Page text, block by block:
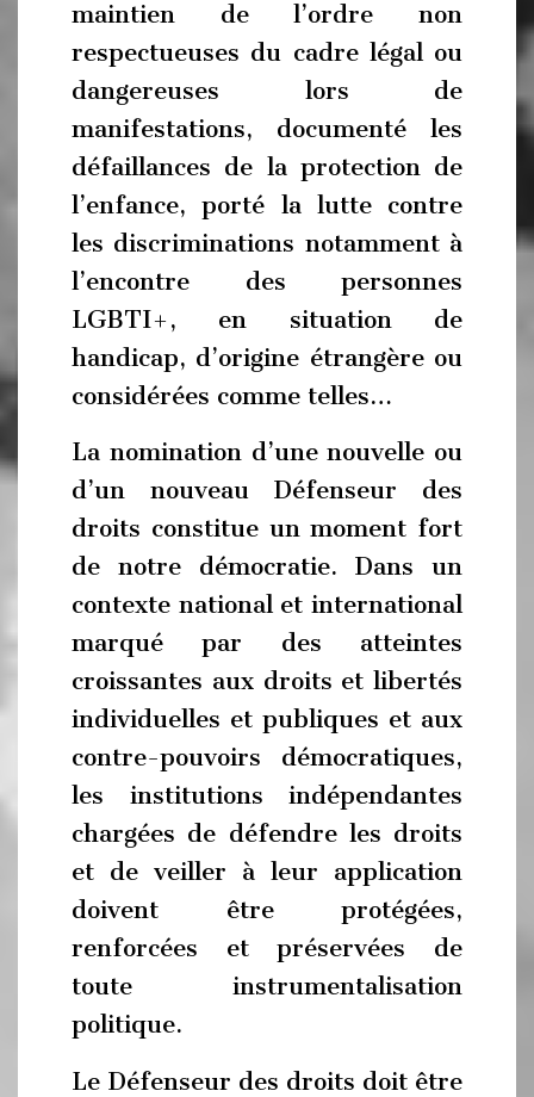
maintien de l’ordre non
respectueuses du cadre légal ou
dangereuses lors de
manifestations, documenté les
défaillances de la protection de
l’enfance, porté la lutte contre
les discriminations notamment à
l’encontre des personnes
LGBTI+, en situation de
handicap, d’origine étrangère ou
considérées comme telles…
La nomination d’une nouvelle ou
d’un nouveau Défenseur des
droits constitue un moment fort
de notre démocratie. Dans un
contexte national et international
marqué par des atteintes
croissantes aux droits et libertés
individuelles et publiques et aux
contre-pouvoirs démocratiques,
les institutions indépendantes
chargées de défendre les droits
et de veiller à leur application
doivent être protégées,
renforcées et préservées de
toute instrumentalisation
politique.
Le Défenseur des droits doit être